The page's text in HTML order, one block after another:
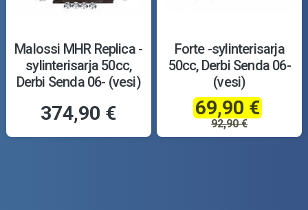
Malossi MHR Replica -
sylinterisarja 50cc,
Derbi Senda 06- (vesi)
374,90 €
Forte -sylinterisarja
50cc, Derbi Senda 06-
(vesi)
69,90 €
92,90 €